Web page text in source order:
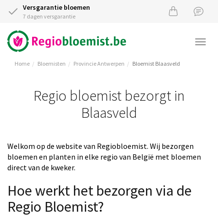
Versgarantie bloemen
7 dagen versgarantie
Home Bloemisten Provincie Antwerpen Bloemist Blaasveld
Regio bloemist bezorgt in
Blaasveld
Welkom op de website van Regiobloemist. Wij bezorgen
bloemen en planten in elke regio van België met bloemen
direct van de kweker.
Hoe werkt het bezorgen via de
Regio Bloemist?